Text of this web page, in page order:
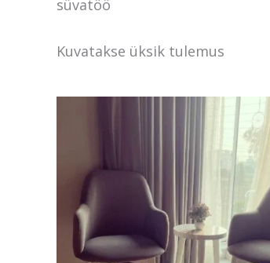
süvatöö
Kuvatakse üksik tulemus